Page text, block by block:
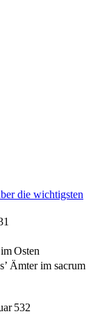
die wichtigsten
Osten
Ämter im sacrum
532